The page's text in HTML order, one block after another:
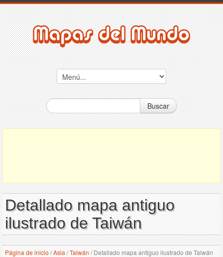
Buscar
Detallado mapa antiguo
ilustrado de Taiwán
Página de inicio /Asia /Taiwán /Detallado mapa antiguo ilustrado de Taiwán